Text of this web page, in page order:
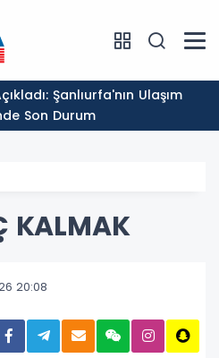
Son Durum
KALMAK
20:08